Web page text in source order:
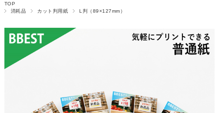
TOP
消耗品
カット判用紙 L判（89×127mm）